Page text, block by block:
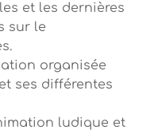
et les dernières
sur le
organisée
ses différentes
ludique et